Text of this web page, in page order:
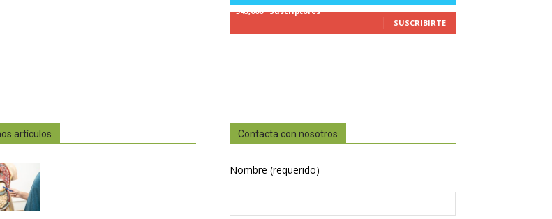
545,000 Suscriptores
SUSCRIBIRTE
artículos Contacta con nosotros
Nombre (requerido)